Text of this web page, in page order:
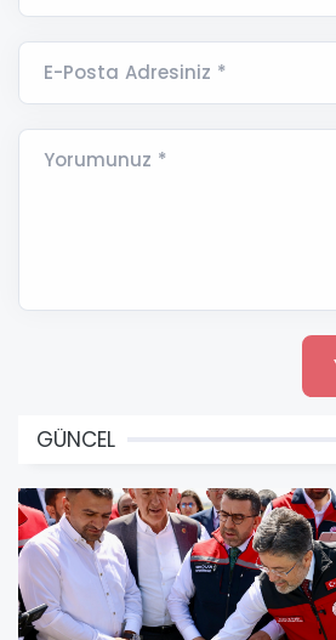
E-Posta Adresiniz *
Yorumunuz *
GÜNCEL